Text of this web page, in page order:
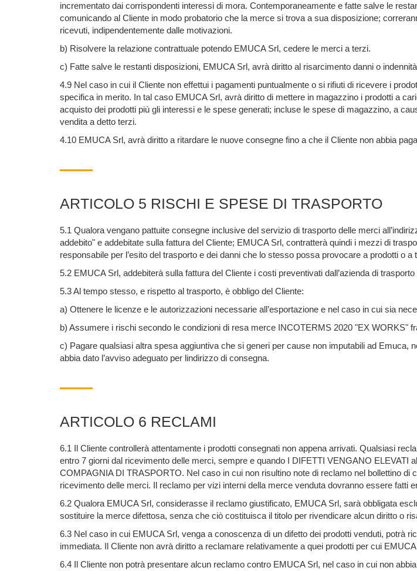
incrementato dai corrispondenti interessi di mora. Contemporaneamente e fatte salve le
comunicando al Cliente in modo probatorio che la merce si trova a sua disposizione;
ricevuti, indipendentemente dalle motivazioni.
b) Risolvere la relazione contrattuale potendo EMUCA Srl, cedere le merci a terzi.
c) Fatte salve le restanti disposizioni, EMUCA Srl, avrà diritto al risarcimento danni o
4.9 Nel caso in cui il Cliente non effettui i pagamenti puntualmente o si rifiuti di ricevere i
specifica in merito. In tal caso EMUCA Srl, avrà diritto di mettere in magazzino i prodotti a
acquisto dei prodotti più gli interessi e le spese generati; incluse le spese di magazzino, a
vendita a detto terzi.
4.10 EMUCA Srl, avrà diritto a ritardare le nuove consegne fino a che il Cliente non abbia
ARTICOLO 5 RISCHI E SPESE DI TRASPORTO
5.1 Qualora vengano pattuite consegne inclusive del servizio di trasporto delle merci
addebito" e addebitate sulla fattura del Cliente; EMUCA Srl, contratterà quindi i mezzi di
responsabile per l’esito del trasporto e dei danni che lo stesso possa provocare a prodotti o a
5.2 EMUCA Srl, addebiterà sulla fattura del Cliente i costi preventivati dall’azienda di
5.3 Al tempo stesso, e rispetto al trasporto, è obbligo del Cliente:
a) Ottenere le licenze e le autorizzazioni necessarie all’esportazione e nel caso in cui sia
b) Assumere i rischi secondo le condizioni di resa merce INCOTERMS 2020 "EX WORKS"
c) Pagare qualsiasi altra spesa aggiuntiva che si generi per cause non imputabili ad
abbia dato l’avviso adeguato per lindirizzo di consegna.
ARTICOLO 6 RECLAMI
6.1 Il Cliente controllerà attentamente i prodotti consegnati non appena arrivati. Qualsiasi
entro 7 giorni dal ricevimento delle merci, sempre e quando I DIFETTI VENGANO ELEVATI
COMPAGNIA DI TRASPORTO. Nel caso in cui non risultino note di reclamo nel bollettino
ricevimento delle merci. Il reclamo per vizi interni della merce venduta dovranno essere fatti
6.2 Qualora EMUCA Srl, considerasse il reclamo giustificato, EMUCA Srl, sarà obbligata
sostituire la merce difettosa, senza che ciò costituisca il titolo per rivendicare alcun diritto o
6.3 Nel caso in cui EMUCA Srl, venga a conoscenza di un difetto dei prodotti venduti, potrà
immediata. Il Cliente non avrà diritto a reclamare relativamente a quei prodotti per cui
6.4 Il Cliente non potrà presentare alcun reclamo contro EMUCA Srl, nel caso in cui non